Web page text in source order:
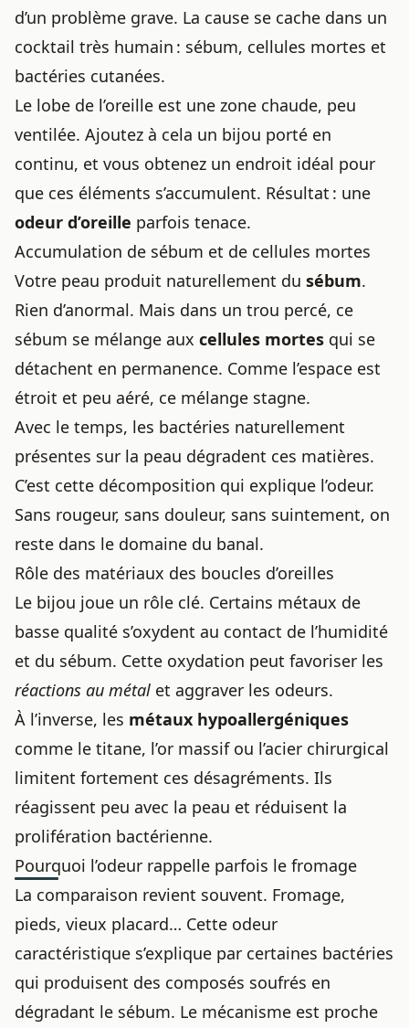
d’un problème grave. La cause se cache dans un
cocktail très humain : sébum, cellules mortes et
bactéries cutanées.
Le lobe de l’oreille est une zone chaude, peu
ventilée. Ajoutez à cela un bijou porté en
continu, et vous obtenez un endroit idéal pour
que ces éléments s’accumulent. Résultat : une
odeur d’oreille parfois tenace.
Accumulation de sébum et de cellules mortes
Votre peau produit naturellement du sébum.
Rien d’anormal. Mais dans un trou percé, ce
sébum se mélange aux cellules mortes qui se
détachent en permanence. Comme l’espace est
étroit et peu aéré, ce mélange stagne.
Avec le temps, les bactéries naturellement
présentes sur la peau dégradent ces matières.
C’est cette décomposition qui explique l’odeur.
Sans rougeur, sans douleur, sans suintement, on
reste dans le domaine du banal.
Rôle des matériaux des boucles d’oreilles
Le bijou joue un rôle clé. Certains métaux de
basse qualité s’oxydent au contact de l’humidité
et du sébum. Cette oxydation peut favoriser les
réactions au métal et aggraver les odeurs.
À l’inverse, les métaux hypoallergéniques
comme le titane, l’or massif ou l’acier chirurgical
limitent fortement ces désagréments. Ils
réagissent peu avec la peau et réduisent la
prolifération bactérienne.
Pourquoi l’odeur rappelle parfois le fromage
La comparaison revient souvent. Fromage,
pieds, vieux placard… Cette odeur
caractéristique s’explique par certaines bactéries
qui produisent des composés soufrés en
dégradant le sébum. Le mécanisme est proche